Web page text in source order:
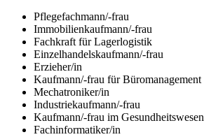
Pflegefachmann/-frau
Immobilienkaufmann/-frau
Fachkraft für Lagerlogistik
Einzelhandelskaufmann/-frau
Erzieher/in
Kaufmann/-frau für Büromanagement
Mechatroniker/in
Industriekaufmann/-frau
Kaufmann/-frau im Gesundheitswesen
Fachinformatiker/in